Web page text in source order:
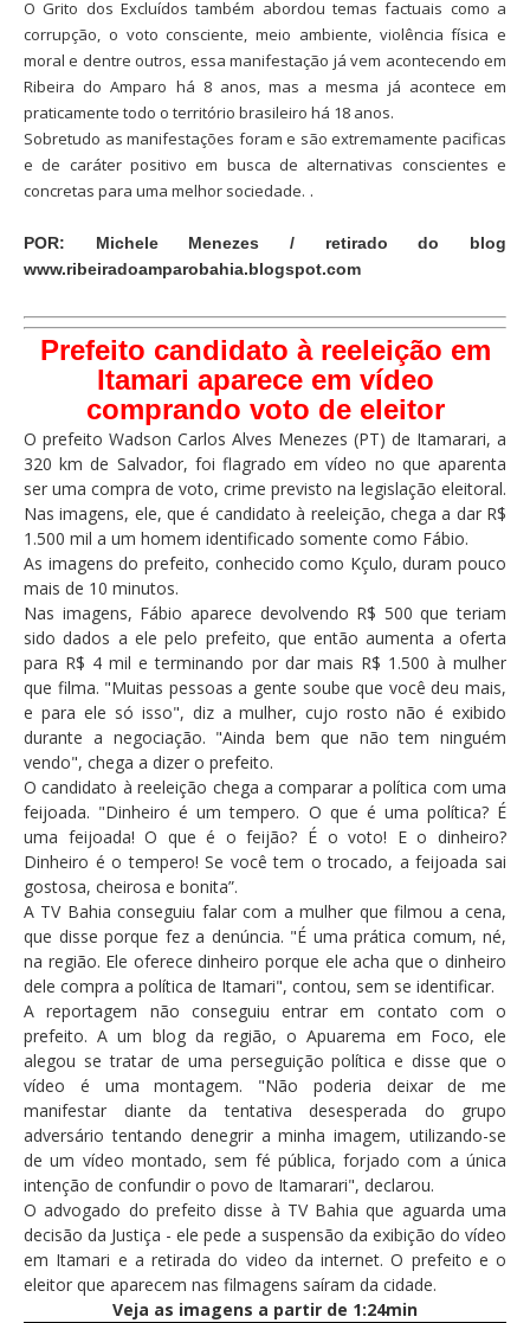
O Grito dos Excluídos também abordou temas factuais como a
corrupção, o voto consciente, meio ambiente, violência física e
moral e dentre outros, essa manifestação já vem acontecendo em
Ribeira do Amparo há 8 anos, mas a mesma já acontece em
praticamente todo o território brasileiro há 18 anos.
Sobretudo as manifestações foram e são extremamente pacificas
e de caráter positivo em busca de alternativas conscientes e
concretas para uma melhor sociedade. .
POR: Michele Menezes / retirado do blog
www.ribeiradoamparobahia.blogspot.com
Prefeito candidato à reeleição em
Itamari aparece em vídeo
comprando voto de eleitor
O prefeito Wadson Carlos Alves Menezes (PT) de Itamarari, a
320 km de Salvador, foi flagrado em vídeo no que aparenta
ser uma compra de voto, crime previsto na legislação eleitoral.
Nas imagens, ele, que é candidato à reeleição, chega a dar R$
1.500 mil a um homem identificado somente como Fábio.
As imagens do prefeito, conhecido como Kçulo, duram pouco
mais de 10 minutos.
Nas imagens, Fábio aparece devolvendo R$ 500 que teriam
sido dados a ele pelo prefeito, que então aumenta a oferta
para R$ 4 mil e terminando por dar mais R$ 1.500 à mulher
que filma. "Muitas pessoas a gente soube que você deu mais,
e para ele só isso", diz a mulher, cujo rosto não é exibido
durante a negociação. "Ainda bem que não tem ninguém
vendo", chega a dizer o prefeito.
O candidato à reeleição chega a comparar a política com uma
feijoada. "Dinheiro é um tempero. O que é uma política? É
uma feijoada! O que é o feijão? É o voto! E o dinheiro?
Dinheiro é o tempero! Se você tem o trocado, a feijoada sai
gostosa, cheirosa e bonita”.
A TV Bahia conseguiu falar com a mulher que filmou a cena,
que disse porque fez a denúncia. "É uma prática comum, né,
na região. Ele oferece dinheiro porque ele acha que o dinheiro
dele compra a política de Itamari", contou, sem se identificar.
A reportagem não conseguiu entrar em contato com o
prefeito. A um blog da região, o Apuarema em Foco, ele
alegou se tratar de uma perseguição política e disse que o
vídeo é uma montagem. "Não poderia deixar de me
manifestar diante da tentativa desesperada do grupo
adversário tentando denegrir a minha imagem, utilizando-se
de um vídeo montado, sem fé pública, forjado com a única
intenção de confundir o povo de Itamarari", declarou.
O advogado do prefeito disse à TV Bahia que aguarda uma
decisão da Justiça - ele pede a suspensão da exibição do vídeo
em Itamari e a retirada do video da internet. O prefeito e o
eleitor que aparecem nas filmagens saíram da cidade.
Veja as imagens a partir de 1:24min